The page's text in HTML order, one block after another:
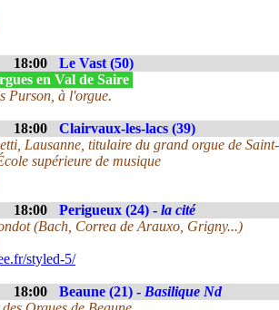
18:00
Le Vast (50)
en Val de Saire
Purson, à l'orgue.
18:00
Clairvaux-les-lacs (39)
Lausanne, titulaire du grand orgue de
supérieure de musique
18:00 Perigueux (24) - la cité
(Bach, Correa de Arauxo, Grigny...)
styled-5/
18:00 Beaune (21) - Basilique Nd